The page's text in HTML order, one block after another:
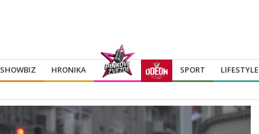
SHOWBIZ HRONIKA SPORT LIFESTYLE